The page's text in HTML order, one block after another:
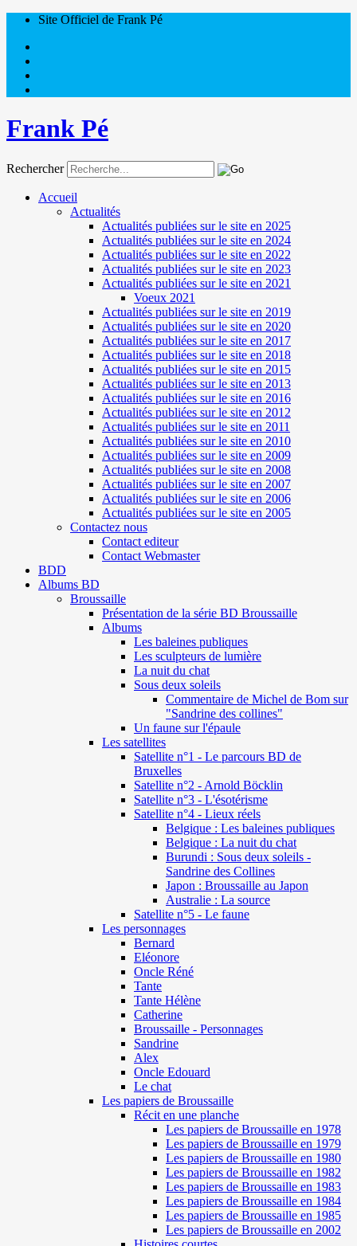
Site Officiel de Frank Pé
Frank Pé
Rechercher
Accueil
Actualités
Actualités publiées sur le site en 2025
Actualités publiées sur le site en 2024
Actualités publiées sur le site en 2022
Actualités publiées sur le site en 2023
Actualités publiées sur le site en 2021
Voeux 2021
Actualités publiées sur le site en 2019
Actualités publiées sur le site en 2020
Actualités publiées sur le site en 2017
Actualités publiées sur le site en 2018
Actualités publiées sur le site en 2015
Actualités publiées sur le site en 2013
Actualités publiées sur le site en 2016
Actualités publiées sur le site en 2012
Actualités publiées sur le site en 2011
Actualités publiées sur le site en 2010
Actualités publiées sur le site en 2009
Actualités publiées sur le site en 2008
Actualités publiées sur le site en 2007
Actualités publiées sur le site en 2006
Actualités publiées sur le site en 2005
Contactez nous
Contact editeur
Contact Webmaster
BDD
Albums BD
Broussaille
Présentation de la série BD Broussaille
Albums
Les baleines publiques
Les sculpteurs de lumière
La nuit du chat
Sous deux soleils
Commentaire de Michel de Bom sur
"Sandrine des collines"
Un faune sur l'épaule
Les satellites
Satellite n°1 - Le parcours BD de
Bruxelles
Satellite n°2 - Arnold Böcklin
Satellite n°3 - L'ésotérisme
Satellite n°4 - Lieux réels
Belgique : Les baleines publiques
Belgique : La nuit du chat
Burundi : Sous deux soleils -
Sandrine des Collines
Japon : Broussaille au Japon
Australie : La source
Satellite n°5 - Le faune
Les personnages
Bernard
Eléonore
Oncle Réné
Tante
Tante Hélène
Catherine
Broussaille - Personnages
Sandrine
Alex
Oncle Edouard
Le chat
Les papiers de Broussaille
Récit en une planche
Les papiers de Broussaille en 1978
Les papiers de Broussaille en 1979
Les papiers de Broussaille en 1980
Les papiers de Broussaille en 1982
Les papiers de Broussaille en 1983
Les papiers de Broussaille en 1984
Les papiers de Broussaille en 1985
Les papiers de Broussaille en 2002